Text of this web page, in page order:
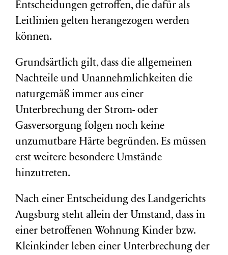
Entscheidungen getroffen, die dafür als
Leitlinien gelten herangezogen werden
können.
Grundsärtlich gilt, dass die allgemeinen
Nachteile und Unannehmlichkeiten die
naturgemäß immer aus einer
Unterbrechung der Strom- oder
Gasversorgung folgen noch keine
unzumutbare Härte begründen. Es müssen
erst weitere besondere Umstände
hinzutreten.
Nach einer Entscheidung des Landgerichts
Augsburg steht allein der Umstand, dass in
einer betroffenen Wohnung Kinder bzw.
Kleinkinder leben einer Unterbrechung der